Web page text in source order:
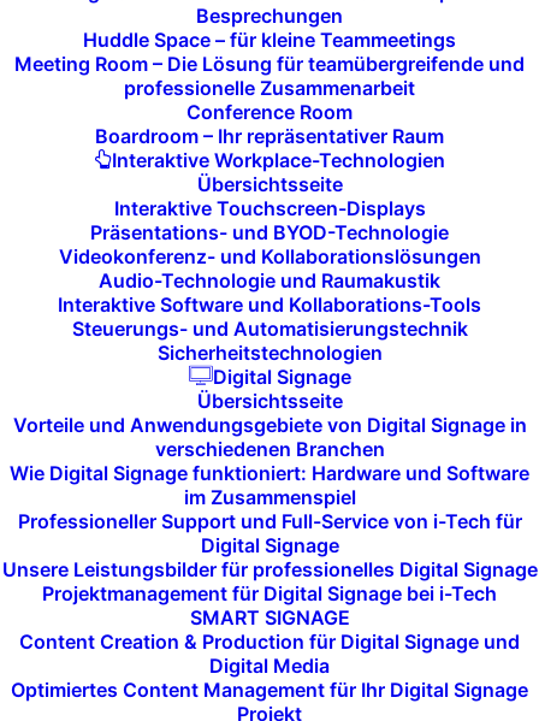
Besprechungen
Huddle Space – für kleine Teammeetings
Meeting Room – Die Lösung für teamübergreifende und
professionelle Zusammenarbeit
Conference Room
Boardroom – Ihr repräsentativer Raum
Interaktive Workplace-Technologien
Übersichtsseite
Interaktive Touchscreen-Displays
Präsentations- und BYOD-Technologie
Videokonferenz- und Kollaborationslösungen
Audio-Technologie und Raumakustik
Interaktive Software und Kollaborations-Tools
Steuerungs- und Automatisierungstechnik
Sicherheitstechnologien
Digital Signage
Übersichtsseite
Vorteile und Anwendungsgebiete von Digital Signage in
verschiedenen Branchen
Wie Digital Signage funktioniert: Hardware und Software
im Zusammenspiel
Professioneller Support und Full-Service von i-Tech für
Digital Signage
Unsere Leistungsbilder für professionelles Digital Signage
Projektmanagement für Digital Signage bei i-Tech
SMART SIGNAGE
Content Creation & Production für Digital Signage und
Digital Media
Optimiertes Content Management für Ihr Digital Signage
Projekt
Regelmäßige Backups und redundante Systeme
stellen sicher, dass Ihre Daten geschützt und
jederzeit verfügbar sind.
JETZT KONTAKT AUFNEHMEN
Warum i-Tech für Ihre
Disaster-Recovery- und
Business-Continuity-
Strategie?
i-Techbietet Ihnen maßgeschneiderte
Disaster-Recovery– undBusiness-
Continuity-Lösungen, die speziell auf